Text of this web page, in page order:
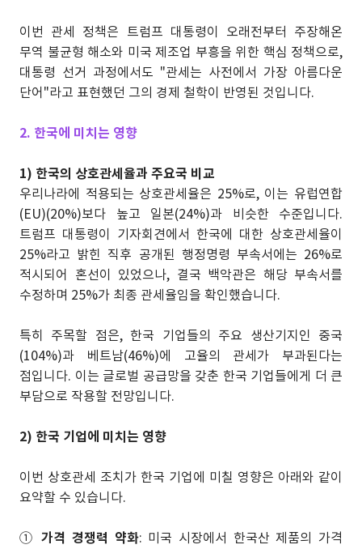
이번 관세 정책은 트럼프 대통령이 오래전부터 주장해온
무역 불균형 해소와 미국 제조업 부흥을 위한 핵심 정책으로,
대통령 선거 과정에서도 "관세는 사전에서 가장 아름다운
단어"라고 표현했던 그의 경제 철학이 반영된 것입니다.
2. 한국에 미치는 영향
1) 한국의 상호관세율과 주요국 비교
우리나라에 적용되는 상호관세율은 25%로, 이는 유럽연합
(EU)(20%)보다 높고 일본(24%)과 비슷한 수준입니다.
트럼프 대통령이 기자회견에서 한국에 대한 상호관세율이
25%라고 밝힌 직후 공개된 행정명령 부속서에는 26%로
적시되어 혼선이 있었으나, 결국 백악관은 해당 부속서를
수정하며 25%가 최종 관세율임을 확인했습니다.
특히 주목할 점은, 한국 기업들의 주요 생산기지인 중국
(104%)과 베트남(46%)에 고율의 관세가 부과된다는
점입니다. 이는 글로벌 공급망을 갖춘 한국 기업들에게 더 큰
부담으로 작용할 전망입니다.
2) 한국 기업에 미치는 영향
이번 상호관세 조치가 한국 기업에 미칠 영향은 아래와 같이
요약할 수 있습니다.
①가격 경쟁력 약화: 미국 시장에서 한국산 제품의 가격